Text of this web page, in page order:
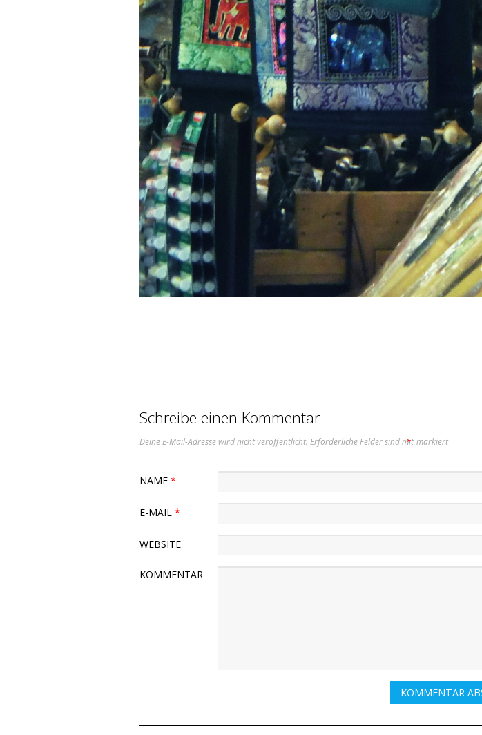
Schreibe einen Kommentar
Deine E-Mail-Adresse wird nicht veröffentlicht. Erforderliche Felder sind mit
* markiert
NAME*
E-MAIL*
WEBSITE
KOMMENTAR